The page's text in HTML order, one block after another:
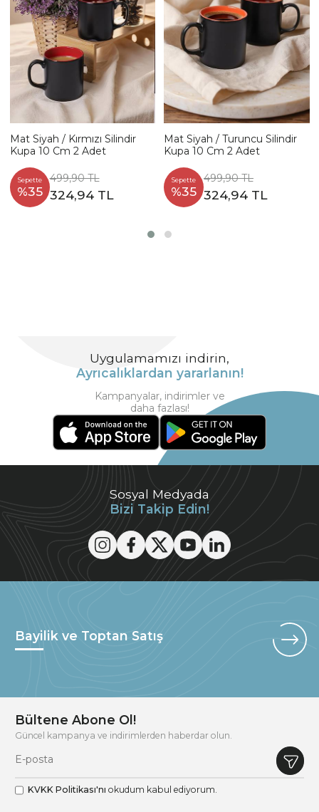
Mat Siyah / Kırmızı Silindir
Kupa 10 Cm 2 Adet
Sepette
%35
499,90 TL
324,94 TL
Mat Siyah / Turuncu Silindir
Kupa 10 Cm 2 Adet
Sepette
%35
499,90 TL
324,94 TL
Sosyal Medyada
Bizi Takip Edin!
Uygulamamızı indirin,
Ayrıcalıklardan yararlanın!
Kampanyalar, indirimler ve
daha fazlası!
Bayilik ve Toptan Satış
Bültene Abone Ol!
Güncel kampanya ve indirimlerden haberdar olun.
KVKK Politikası'nı okudum kabul ediyorum.